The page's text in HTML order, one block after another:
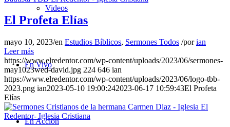
Videos
En Vivo
En Acción
El Profeta Elías
mayo 10, 2023/en Estudios Bíblicos, Sermones Todos /porian
Leer más
https://www.elredentor.com/wp-content/uploads/2023/06/sermones-
may1023wed-david.jpg 224 646 ian
https://www.elredentor.com/wp-content/uploads/2023/06/logo-tbb-
2023.png ian2023-05-10 19:00:242023-06-17 10:59:43El Profeta
Elías